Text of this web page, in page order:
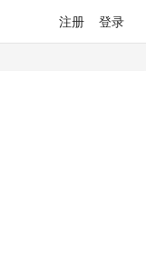
注册 登录